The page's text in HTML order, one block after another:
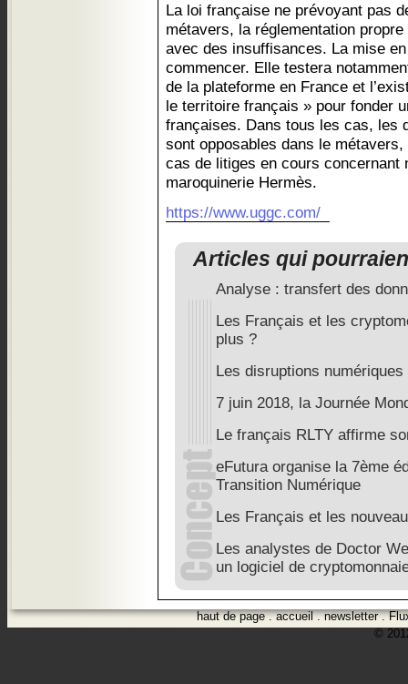
La loi française ne prévoyant pas
métavers, la réglementation
avec des insuffisances. La mise
commencer. Elle testera
de la plateforme en France et
le territoire français » pour fonder
françaises. Dans tous les cas, les
sont opposables dans le
cas de litiges en cours concernant
maroquinerie Hermès.
https://www.uggc.com/
Articles qui
Analyse : transfert des
Les Français et les
plus ?
Les disruptions
7 juin 2018, la Journée
Le français RLTY affirme
eFutura organise la 7ème
Transition Numérique
Les Français et les
Les analystes de Doctor
un logiciel de
haut de page.accueil.newsletter.
©